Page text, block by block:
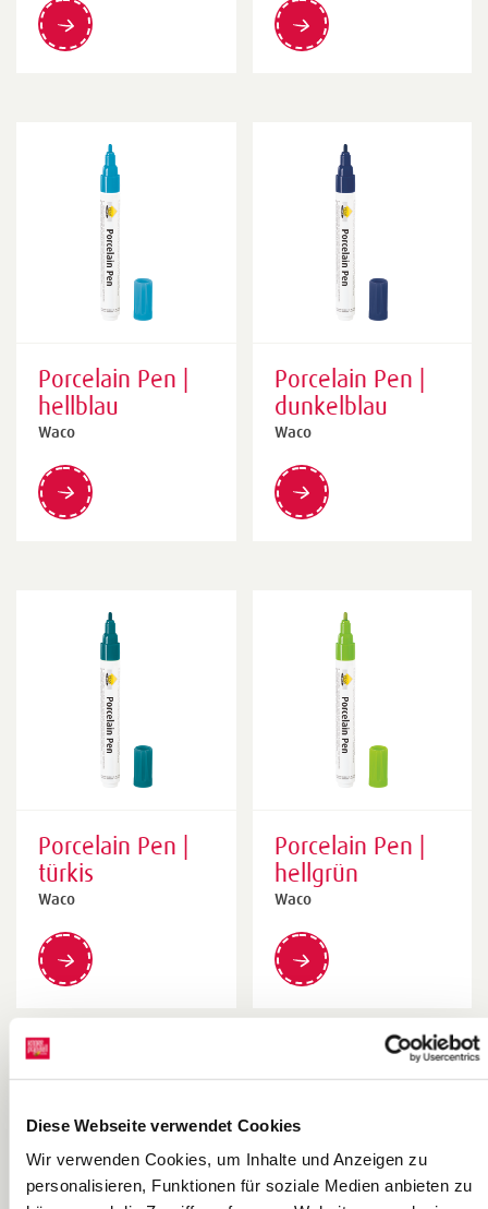
Diese Webseite verwendet Cookies
Wir verwenden Cookies, um Inhalte und Anzeigen zu
personalisieren, Funktionen für soziale Medien anbieten zu
Porcelain Pen |
hellblau
Waco
Porcelain Pen |
dunkelblau
Waco
Porcelain Pen |
türkis
Waco
Porcelain Pen |
hellgrün
Waco